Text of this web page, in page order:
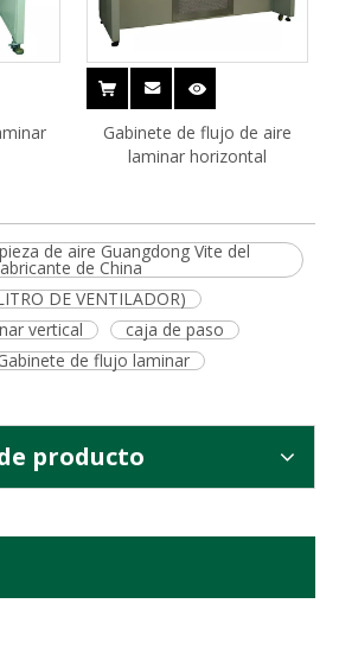
Gabinete de flujo de aire
laminar horizontal
de aire Guangdong Vite del
de China
DE VENTILADOR)
vertical
caja de paso
de flujo laminar
producto